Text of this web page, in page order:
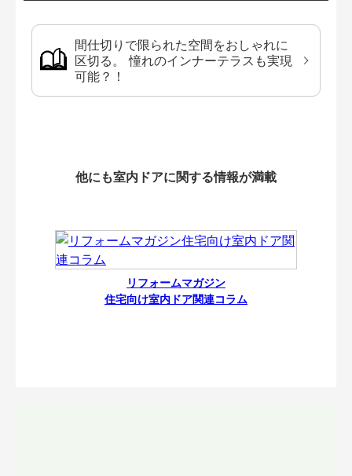
間仕切りで限られた空間をおしゃれに
区切る。 憧れのインナーテラスも実現
可能？！
他にも室内ドアに関する情報が満載
リフォームマガジン
住宅向け室内ドア関連コラム